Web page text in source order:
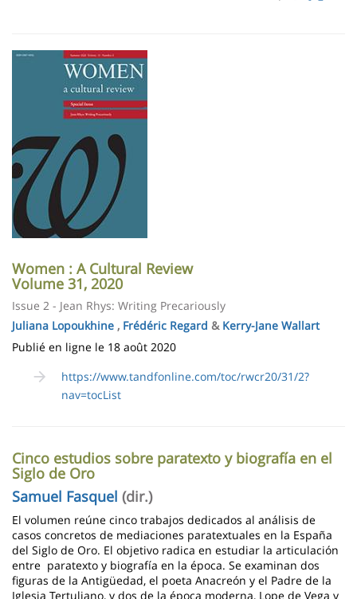
de
page
principale
Imagen
Women : A Cultural Review
Volume 31, 2020
Issue 2 - Jean Rhys: Writing Precariously
Juliana Lopoukhine , Frédéric Regard & Kerry-Jane Wallart
Publié en ligne le 18 août 2020
https://www.tandfonline.com/toc/rwcr20/31/2?
nav=tocList
Cinco estudios sobre paratexto y biografía en el
Siglo de Oro
Samuel Fasquel (dir.)
El volumen reúne cinco trabajos dedicados al análisis de
casos concretos de mediaciones paratextuales en la España
del Siglo de Oro. El objetivo radica en estudiar la articulación
entre paratexto y biografía en la época. Se examinan dos
figuras de la Antigüedad, el poeta Anacreón y el Padre de la
Iglesia Tertuliano, y dos de la época moderna, Lope de Vega y